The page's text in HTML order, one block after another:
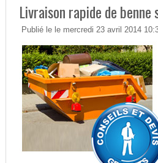
Livraison rapide de benne
Publié le le mercredi 23 avril 2014